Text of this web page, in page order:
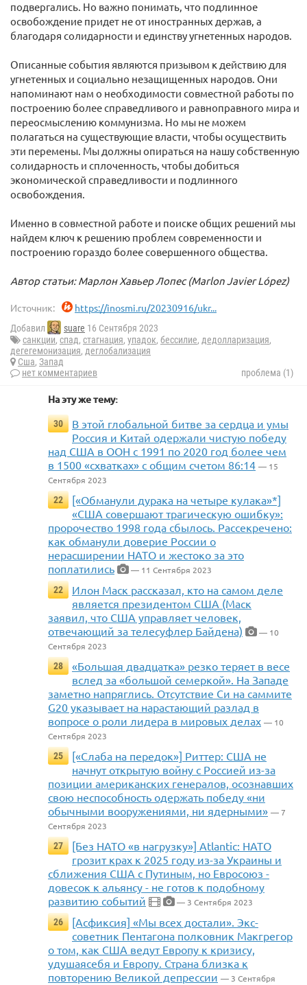
подвергались. Но важно понимать, что подлинное
освобождение придет не от иностранных держав, а
благодаря солидарности и единству угнетенных народов.
Описанные события являются призывом к действию для
угнетенных и социально незащищенных народов. Они
напоминают нам о необходимости совместной работы по
построению более справедливого и равноправного мира и
переосмыслению коммунизма. Но мы не можем
полагаться на существующие власти, чтобы осуществить
эти перемены. Мы должны опираться на нашу собственную
солидарность и сплоченность, чтобы добиться
экономической справедливости и подлинного
освобождения.
Именно в совместной работе и поиске общих решений мы
найдем ключ к решению проблем современности и
построению гораздо более совершенного общества.
Автор статьи: Марлон Хавьер Лопес (Marlon Javier López)
Источник: https://inosmi.ru/20230916/ukr...
Добавил suare 16 Сентября 2023
санкции, спад, стагнация, упадок, бессилие, дедолларизация,
дегегемонизация, деглобализация
Сша, Запад
нет комментариев
проблема (1)
На эту же тему:
30
В этой глобальной битве за сердца и умы
Россия и Китай одержали чистую победу
над США в ООН с 1991 по 2020 год более чем
в 1500 «схватках» с общим счетом 86:14 — 15
Сентября 2023
22
[«Обманули дурака на четыре кулака»*]
«США совершают трагическую ошибку»:
пророчество 1998 года сбылось. Рассекречено:
как обманули доверие России о
нерасширении НАТО и жестоко за это
поплатились
— 11 Сентября 2023
22
Илон Маск рассказал, кто на самом деле
является президентом США (Маск
заявил, что США управляет человек,
отвечающий за телесуфлер Байдена)
— 10
Сентября 2023
28
«Большая двадцатка» резко теряет в весе
вслед за «большой семеркой». На Западе
заметно напряглись. Отсутствие Си на саммите
G20 указывает на нарастающий разлад в
вопросе о роли лидера в мировых делах — 10
Сентября 2023
25
[«Слаба на передок»] Риттер: США не
начнут открытую войну с Россией из-за
позиции американских генералов, осознавших
свою неспособность одержать победу «ни
обычными вооружениями, ни ядерными» — 7
Сентября 2023
27
[Без НАТО «в нагрузку»] Atlantic: НАТО
грозит крах к 2025 году из-за Украины и
сближения США с Путиным, но Евросоюз -
довесок к альянсу - не готов к подобному
развитию событий
— 3 Сентября 2023
26
[Асфиксия] «Мы всех достали». Экс-
советник Пентагона полковник Макгрегор
о том, как США ведут Европу к кризису,
удушаясебя и Европу. Страна близка к
повторению Великой депрессии — 3 Сентября